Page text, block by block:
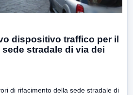
dispositivo traffico per il
stradale di via dei
di rifacimento della sede stradale di